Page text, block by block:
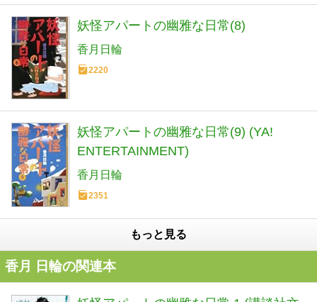
妖怪アパートの幽雅な日常(8)
香月日輪
2220
妖怪アパートの幽雅な日常(9) (YA!
ENTERTAINMENT)
香月日輪
2351
もっと見る
香月 日輪の関連本